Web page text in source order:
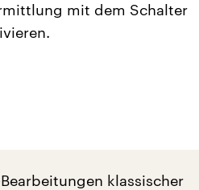
mit dem Schalter
klassischer